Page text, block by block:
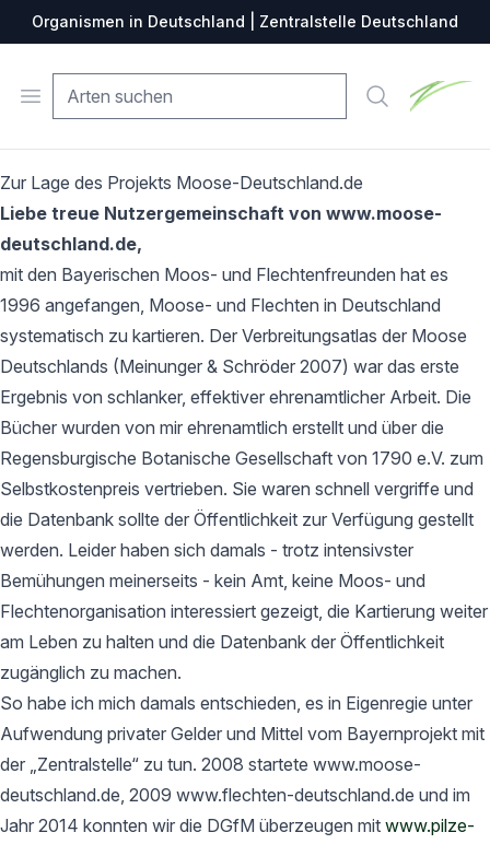
Organismen in Deutschland | Zentralstelle Deutschland
Open menu Suche
Zur Lage des Projekts Moose-Deutschland.de
Liebe treue Nutzergemeinschaft von www.moose-
deutschland.de,
mit den Bayerischen Moos- und Flechtenfreunden hat es
1996 angefangen, Moose- und Flechten in Deutschland
systematisch zu kartieren. Der Verbreitungsatlas der Moose
Deutschlands (Meinunger & Schröder 2007) war das erste
Ergebnis von schlanker, effektiver ehrenamtlicher Arbeit. Die
Bücher wurden von mir ehrenamtlich erstellt und über die
Regensburgische Botanische Gesellschaft von 1790 e.V. zum
Selbstkostenpreis vertrieben. Sie waren schnell vergriffe und
die Datenbank sollte der Öffentlichkeit zur Verfügung gestellt
werden. Leider haben sich damals - trotz intensivster
Bemühungen meinerseits - kein Amt, keine Moos- und
Flechtenorganisation interessiert gezeigt, die Kartierung weiter
am Leben zu halten und die Datenbank der Öffentlichkeit
zugänglich zu machen.
So habe ich mich damals entschieden, es in Eigenregie unter
Aufwendung privater Gelder und Mittel vom Bayernprojekt mit
der „Zentralstelle“ zu tun. 2008 startete www.moose-
deutschland.de, 2009 www.flechten-deutschland.de und im
Jahr 2014 konnten wir die DGfM überzeugen mit www.pilze-